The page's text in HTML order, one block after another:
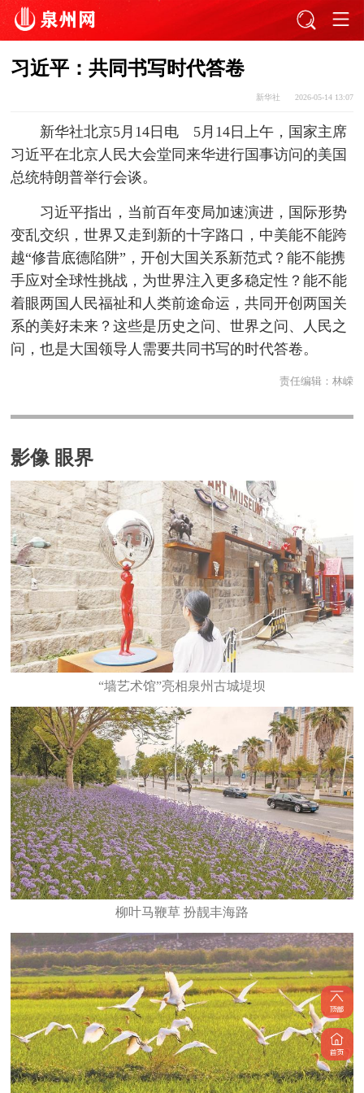
习近平：共同书写时代答卷
新华社 2026-05-14 13:07
新华社北京5月14日电 5月14日上午，国家主席
习近平在北京人民大会堂同来华进行国事访问的美国
总统特朗普举行会谈。
习近平指出，当前百年变局加速演进，国际形势
变乱交织，世界又走到新的十字路口，中美能不能跨
越“修昔底德陷阱”，开创大国关系新范式？能不能携
手应对全球性挑战，为世界注入更多稳定性？能不能
着眼两国人民福祉和人类前途命运，共同开创两国关
系的美好未来？这些是历史之问、世界之问、人民之
问，也是大国领导人需要共同书写的时代答卷。
责任编辑： 林嵘
影像 眼界
“墙艺术馆”亮相泉州古城堤坝
柳叶马鞭草 扮靓丰海路